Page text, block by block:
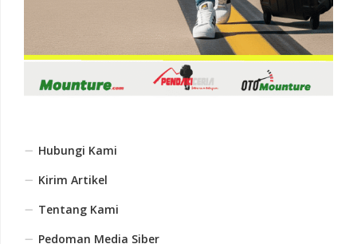
Hubungi Kami
Kirim Artikel
Tentang Kami
Pedoman Media Siber